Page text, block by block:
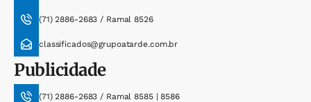
(71) 2886-2683 / Ramal 8526
classificados@grupoatarde.com.br
Publicidade
(71) 2886-2683 / Ramal 8585 | 8586